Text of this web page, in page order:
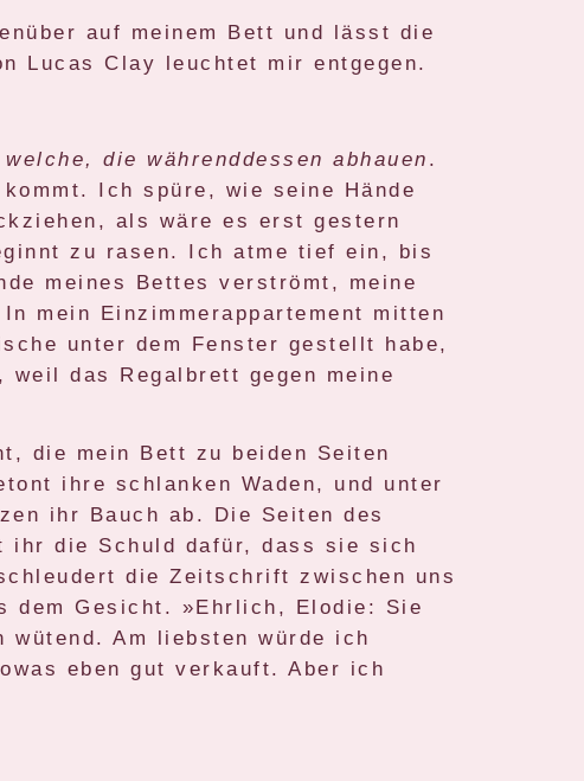
auf meinem Bett und lässt die
Lucas Clay leuchtet mir entgegen.
die währenddessen abhauen .
Ich spüre, wie seine Hände
als wäre es erst gestern
zu rasen. Ich atme tief ein, bis
meines Bettes verströmt, meine
mein Einzimmerappartement mitten
unter dem Fenster gestellt habe,
das Regalbrett gegen meine
die mein Bett zu beiden Seiten
ihre schlanken Waden, und unter
ihr Bauch ab. Die Seiten des
ihr die Schuld dafür, dass sie sich
die Zeitschrift zwischen uns
dem Gesicht. »Ehrlich, Elodie: Sie
wütend. Am liebsten würde ich
eben gut verkauft. Aber ich